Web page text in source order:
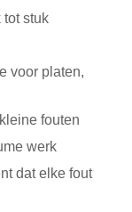
tot stuk
voor platen,
fouten
werk
dat elke fout